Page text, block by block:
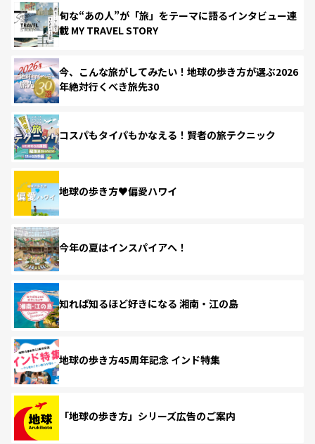
旬な“あの人”が「旅」をテーマに語るインタビュー連
載 MY TRAVEL STORY
今、こんな旅がしてみたい！地球の歩き方が選ぶ2026
年絶対行くべき旅先30
コスパもタイパもかなえる！賢者の旅テクニック
地球の歩き方♥偏愛ハワイ
今年の夏はインスパイアへ！
知れば知るほど好きになる 湘南・江の島
地球の歩き方45周年記念 インド特集
「地球の歩き方」シリーズ広告のご案内